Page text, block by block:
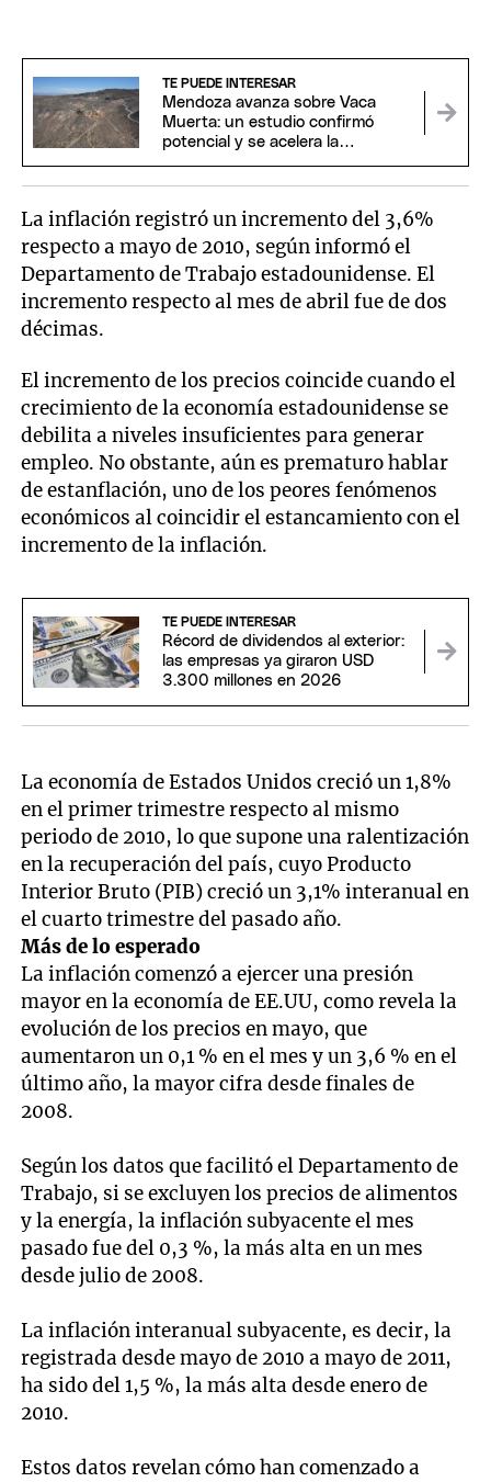
TE PUEDE INTERESAR
Mendoza avanza sobre Vaca
Muerta: un estudio confirmó
potencial y se acelera la
La inflación registró un incremento del 3,6%
respecto a mayo de 2010, según informó el
Departamento de Trabajo estadounidense. El
incremento respecto al mes de abril fue de dos
décimas.
El incremento de los precios coincide cuando el
crecimiento de la economía estadounidense se
debilita a niveles insuficientes para generar
empleo. No obstante, aún es prematuro hablar
de estanflación, uno de los peores fenómenos
económicos al coincidir el estancamiento con el
incremento de la inflación.
TE PUEDE INTERESAR
Récord de dividendos al exterior:
las empresas ya giraron USD
3.300 millones en 2026
La economía de Estados Unidos creció un 1,8%
en el primer trimestre respecto al mismo
periodo de 2010, lo que supone una ralentización
en la recuperación del país, cuyo Producto
Interior Bruto (PIB) creció un 3,1% interanual en
el cuarto trimestre del pasado año.
Más de lo esperado
La inflación comenzó a ejercer una presión
mayor en la economía de EE.UU, como revela la
evolución de los precios en mayo, que
aumentaron un 0,1 % en el mes y un 3,6 % en el
último año, la mayor cifra desde finales de
2008.
Según los datos que facilitó el Departamento de
Trabajo, si se excluyen los precios de alimentos
y la energía, la inflación subyacente el mes
pasado fue del 0,3 %, la más alta en un mes
desde julio de 2008.
La inflación interanual subyacente, es decir, la
registrada desde mayo de 2010 a mayo de 2011,
ha sido del 1,5 %, la más alta desde enero de
2010.
Estos datos revelan cómo han comenzado a